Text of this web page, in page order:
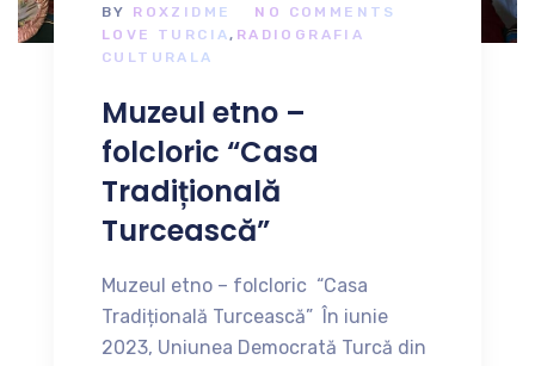
BY ROXZIDME
NO COMMENTS
LOVE TURCIA, RADIOGRAFIA
CULTURALA
Muzeul etno –
folcloric “Casa
Tradițională
Turcească”
Muzeul etno – folcloric “Casa
Tradițională Turcească” În iunie
2023, Uniunea Democrată Turcă din